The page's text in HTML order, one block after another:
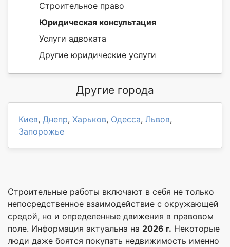
Строительное право
Юридическая консультация
Услуги адвоката
Другие юридические услуги
Другие города
Киев, Днепр, Харьков, Одесса, Львов,
Запорожье
Строительные работы включают в себя не только
непосредственное взаимодействие с окружающей
средой, но и определенные движения в правовом
поле. Информация актуальна на 2026 г. Некоторые
люди даже боятся покупать недвижимость именно